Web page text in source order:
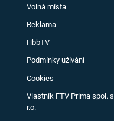
Volná místa
Reklama
HbbTV
Podmínky užívání
Cookies
Vlastník FTV Prima spol. s
r.o.